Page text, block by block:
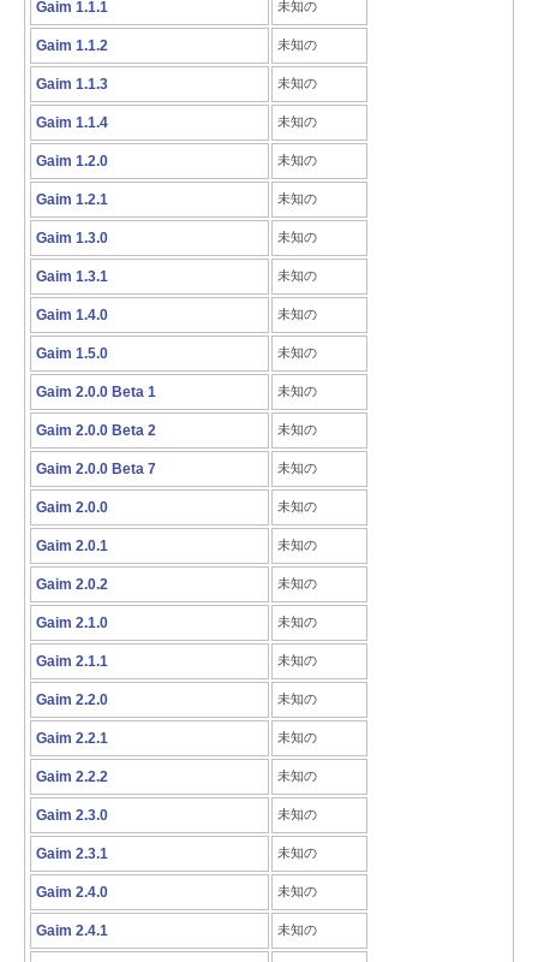
Gaim 1.1.1 未知の
Gaim 1.1.2 未知の
Gaim 1.1.3 未知の
Gaim 1.1.4 未知の
Gaim 1.2.0 未知の
Gaim 1.2.1 未知の
Gaim 1.3.0 未知の
Gaim 1.3.1 未知の
Gaim 1.4.0 未知の
Gaim 1.5.0 未知の
Gaim 2.0.0 Beta 1 未知の
Gaim 2.0.0 Beta 2 未知の
Gaim 2.0.0 Beta 7 未知の
Gaim 2.0.0 未知の
Gaim 2.0.1 未知の
Gaim 2.0.2 未知の
Gaim 2.1.0 未知の
Gaim 2.1.1 未知の
Gaim 2.2.0 未知の
Gaim 2.2.1 未知の
Gaim 2.2.2 未知の
Gaim 2.3.0 未知の
Gaim 2.3.1 未知の
Gaim 2.4.0 未知の
Gaim 2.4.1 未知の